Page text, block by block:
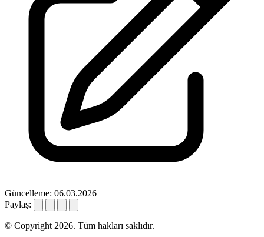
Güncelleme: 06.03.2026
Paylaş:
© Copyright 2026. Tüm hakları saklıdır.